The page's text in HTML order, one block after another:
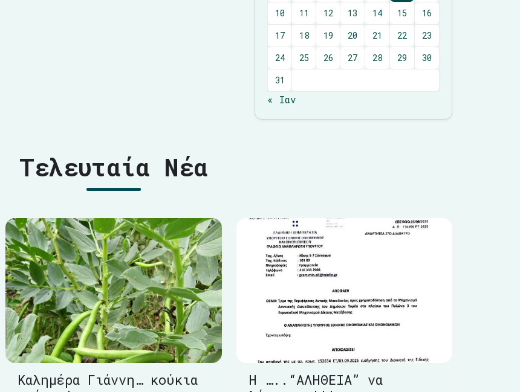
10
11 12 13 14 15
16
17
18 19 20 21 22
23
24
25 26 27 28 29
30
31
« Ιαν
Τελευταία Νέα
Καλημέρα Γιάννη… κούκια
Η …..“ΑΛΗΘΕΙΑ” να